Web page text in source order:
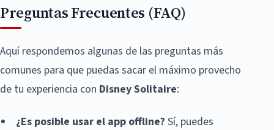
Preguntas Frecuentes (FAQ)
Aquí respondemos algunas de las preguntas más
comunes para que puedas sacar el máximo provecho
de tu experiencia con Disney Solitaire:
¿Es posible usar el app offline? Sí, puedes